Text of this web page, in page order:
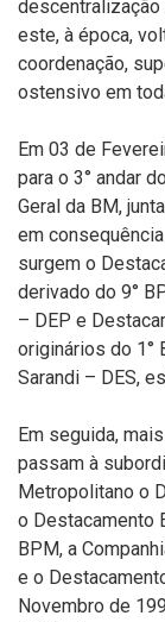
descentralização
este, à época,
coordenação,
ostensivo em
Em 03 de
para o 3° andar
Geral da BM,
em
surgem o
derivado do 9°
– DEP e
originários do 1°
Sarandi – DES,
Em seguida,
passam à
Metropolitano o
o Destacamento
BPM, a
e o
Novembro de